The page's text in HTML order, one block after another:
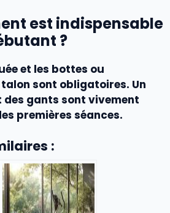
est indispensable
?
et les bottes ou
sont obligatoires. Un
gants sont vivement
premières séances.
: